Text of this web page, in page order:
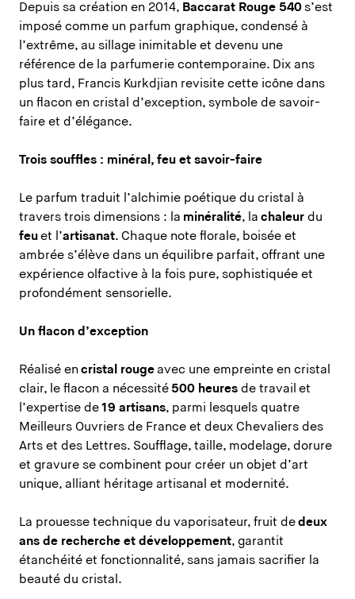
Depuis sa création en 2014, Baccarat Rouge 540s’est
imposé comme un parfum graphique, condensé à
l’extrême, au sillage inimitable et devenu une
référence de la parfumerie contemporaine. Dix ans
plus tard, Francis Kurkdjian revisite cette icône dans
un flacon en cristal d’exception, symbole de savoir-
faire et d’élégance.
Trois souffles : minéral, feu et savoir-faire
Le parfum traduit l’alchimie poétique du cristal à
travers trois dimensions : la minéralité, la chaleur du
feuet l’artisanat. Chaque note florale, boisée et
ambrée s’élève dans un équilibre parfait, offrant une
expérience olfactive à la fois pure, sophistiquée et
profondément sensorielle.
Un flacon d’exception
Réalisé encristal rougeavec une empreinte en cristal
clair, le flacon a nécessité500 heures de travail et
l’expertise de19 artisans, parmi lesquels quatre
Meilleurs Ouvriers de France et deux Chevaliers des
Arts et des Lettres. Soufflage, taille, modelage, dorure
et gravure se combinent pour créer un objet d’art
unique, alliant héritage artisanal et modernité.
La prouesse technique du vaporisateur, fruit dedeux
ans de recherche et développement, garantit
étanchéité et fonctionnalité, sans jamais sacrifier la
beauté du cristal.